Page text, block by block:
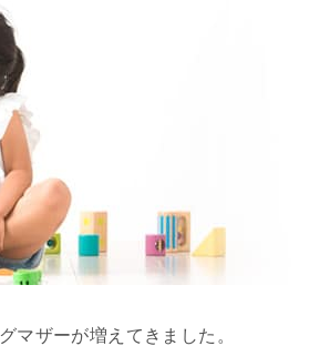
マザーが増えてきました。